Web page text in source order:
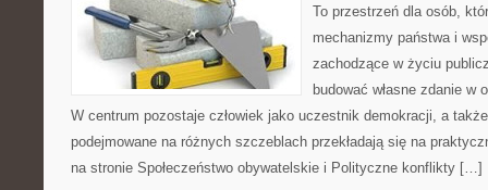
To przestrzeń dla osób,
mechanizmy państwa i
zachodzące w życiu
budować własne zdanie w
W centrum pozostaje człowiek jako uczestnik demokracji, a
podejmowane na różnych szczeblach przekładają się na
na stronie Społeczeństwo obywatelskie i Polityczne konflikty […]